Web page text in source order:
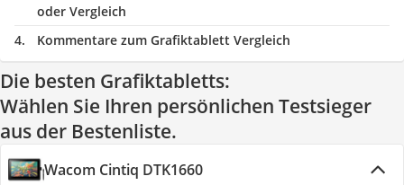
oder Vergleich
Kommentare zum Grafiktablett Vergleich
Die besten Grafiktabletts:
Wählen Sie Ihren persönlichen Testsieger
aus der Bestenliste.
Wacom Cintiq DTK1660